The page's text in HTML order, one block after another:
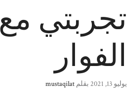
تجربتي
الفوار
يوليو 13, 2021 بقلمmustaqilat